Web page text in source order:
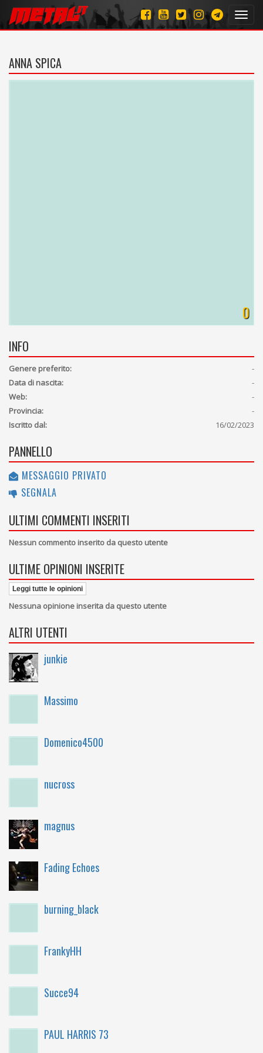
ANNA SPICA
0
INFO
Genere preferito:
-
Data di nascita:
-
Web:
-
Provincia:
-
Iscritto dal:
16/02/2023
PANNELLO
MESSAGGIO PRIVATO
SEGNALA
ULTIMI COMMENTI INSERITI
Nessun commento inserito da questo utente
ULTIME OPINIONI INSERITE
Leggi tutte le opinioni
Nessuna opinione inserita da questo utente
ALTRI UTENTI
junkie
Massimo
Domenico4500
nucross
magnus
Fading Echoes
burning_black
FrankyHH
Succe94
PAUL HARRIS 73